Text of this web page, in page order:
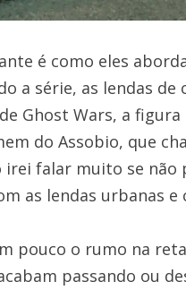
é como eles
a série, as lendas
Ghost Wars, a
do Assobio, que
falar muito se não
as lendas urbanas e
pouco o rumo na
passando ou